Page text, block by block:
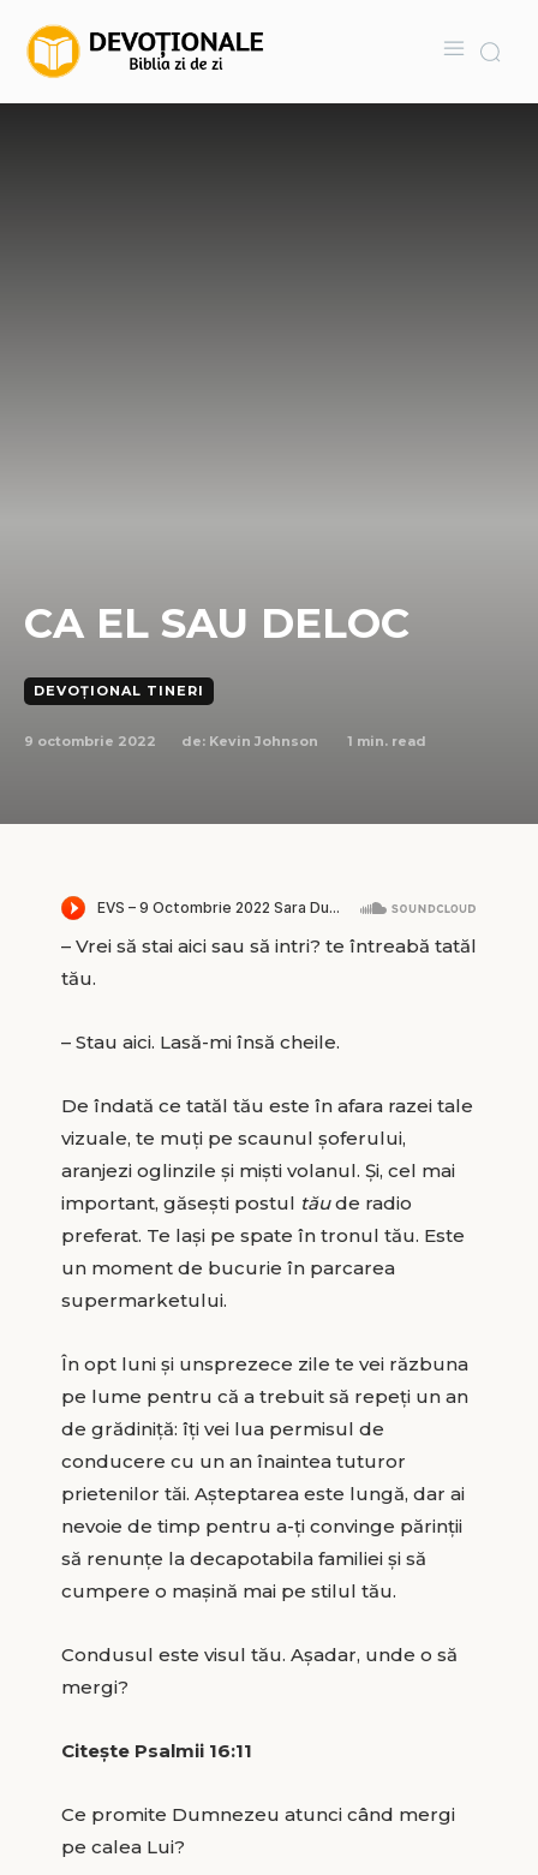
CA EL SAU DELOC
DEVOȚIONAL TINERI
9 octombrie 2022 de: Kevin Johnson 1 min. read
– Vrei să stai aici sau să intri? te întreabă tatăl
tău.
– Stau aici. Lasă-mi însă cheile.
De îndată ce tatăl tău este în afara razei tale
vizuale, te muți pe scaunul șoferului,
aranjezi oglinzile și miști volanul. Și, cel mai
important, găsești postul tăude radio
preferat. Te lași pe spate în tronul tău. Este
un moment de bucurie în parcarea
supermarketului.
În opt luni și unsprezece zile te vei răzbuna
pe lume pentru că a trebuit să repeți un an
de grădiniță: îți vei lua permisul de
conducere cu un an înaintea tuturor
prietenilor tăi. Așteptarea este lungă, dar ai
nevoie de timp pentru a-ți convinge părinții
să renunțe la decapotabila familiei și să
cumpere o mașină mai pe stilul tău.
Condusul este visul tău. Așadar, unde o să
mergi?
Citește Psalmii 16:11
Ce promite Dumnezeu atunci când mergi
pe calea Lui?